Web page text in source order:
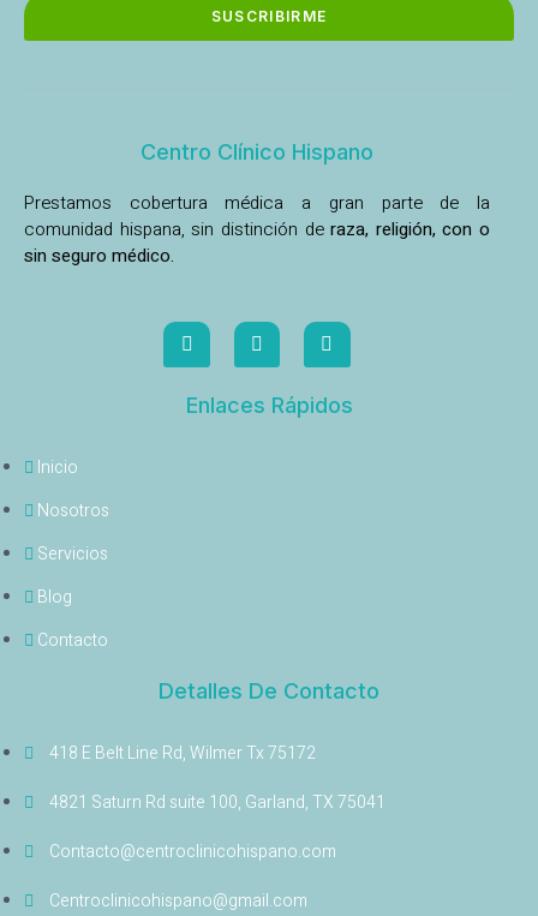
SUSCRIBIRME
Centro Clínico Hispano
Prestamos cobertura médica a gran parte de la
comunidad hispana, sin distinción deraza, religión, con o
sin seguro médico.
Enlaces Rápidos
Inicio
Nosotros
Servicios
Blog
Contacto
Detalles De Contacto
418 E Belt Line Rd, Wilmer Tx 75172
4821 Saturn Rd suite 100, Garland, TX 75041
Contacto@centroclinicohispano.com
Centroclinicohispano@gmail.com